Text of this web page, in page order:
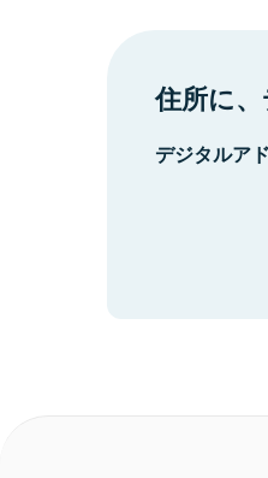
住所に
デジタルア